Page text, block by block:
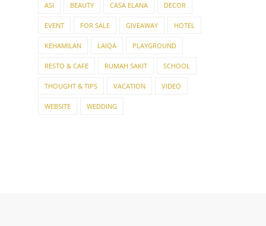
ASI BEAUTY CASA ELANA DECOR
EVENT FOR SALE GIVEAWAY HOTEL
KEHAMILAN LAIQA PLAYGROUND
RESTO & CAFE RUMAH SAKIT SCHOOL
THOUGHT & TIPS VACATION VIDEO
WEBSITE WEDDING